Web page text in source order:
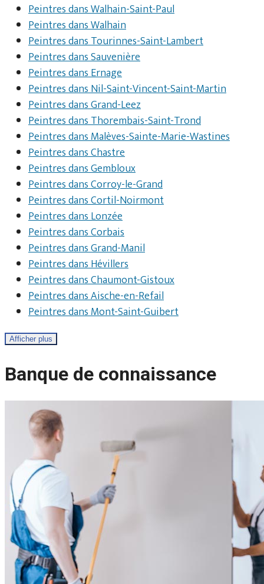
Peintres dans Walhain-Saint-Paul
Peintres dans Walhain
Peintres dans Tourinnes-Saint-Lambert
Peintres dans Sauvenière
Peintres dans Ernage
Peintres dans Nil-Saint-Vincent-Saint-Martin
Peintres dans Grand-Leez
Peintres dans Thorembais-Saint-Trond
Peintres dans Malèves-Sainte-Marie-Wastines
Peintres dans Chastre
Peintres dans Gembloux
Peintres dans Corroy-le-Grand
Peintres dans Cortil-Noirmont
Peintres dans Lonzée
Peintres dans Corbais
Peintres dans Grand-Manil
Peintres dans Hévillers
Peintres dans Chaumont-Gistoux
Peintres dans Aische-en-Refail
Peintres dans Mont-Saint-Guibert
Afficher plus
Banque de connaissance